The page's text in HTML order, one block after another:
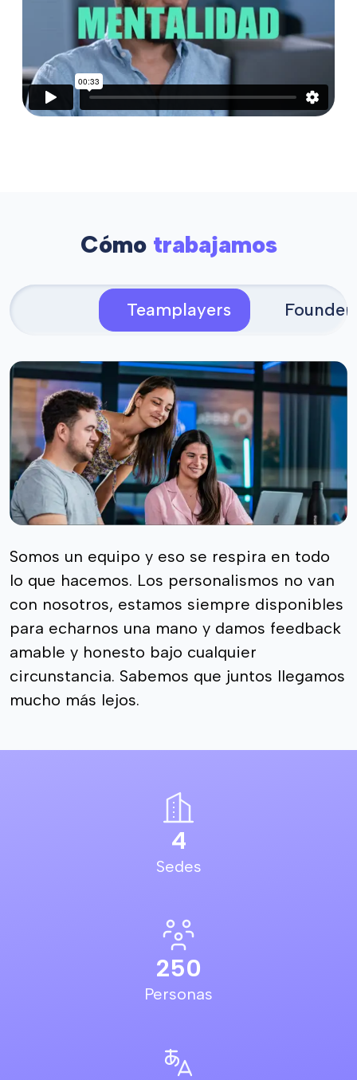
Cómo trabajamos
Teamplayers
Somos un equipo y eso se respira en todo
lo que hacemos. Los personalismos no van
con nosotros, estamos siempre disponibles
para echarnos una mano y damos feedback
amable y honesto bajo cualquier
circunstancia. Sabemos que juntos llegamos
mucho más lejos.
4
Sedes
250
Personas